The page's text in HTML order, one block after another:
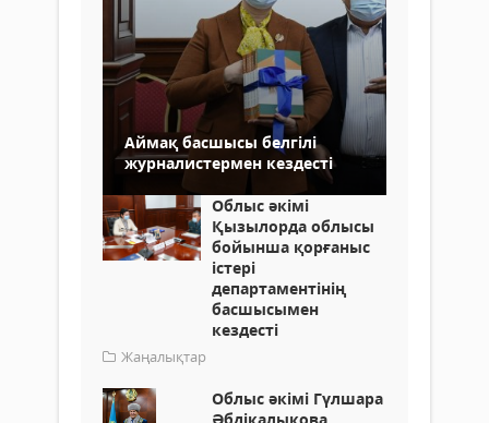
Аймақ басшысы белгілі
журналистермен кездесті
Облыс әкімі
Қызылорда облысы
бойынша қорғаныс
істері
департаментінің
басшысымен
кездесті
Жаңалықтар
Облыс әкімі Гүлшара